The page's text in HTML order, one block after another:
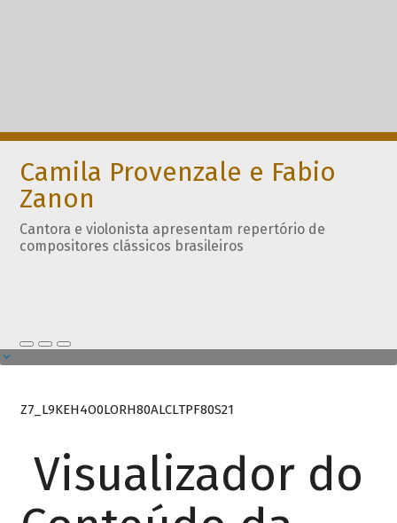
Camila Provenzale e Fabio
Zanon
Cantora e violonista apresentam repertório de
compositores clássicos brasileiros
Z7_L9KEH4O0LORH80ALCLTPF80S21
Visualizador do